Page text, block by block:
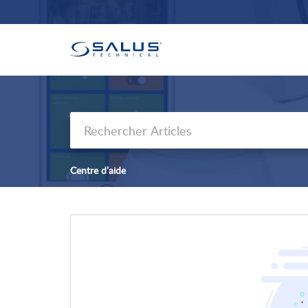
Centre d’aide